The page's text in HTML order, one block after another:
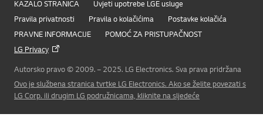
KAZALO STRANICA
Uvjeti upotrebe LGE usluge
Pravila privatnosti
Pravila o kolačićima
Postavke kolačića
PRAVNE INFORMACIJE
POMOĆ ZA PRISTUPAČNOST
LG Privacy
Autorsko pravo © 2009. – 2025. LG Electronics. Sva prava pridržana
Ovo je službena stranica tvrtke LG Electronics. Ako se želite povezati s
LG Corp. ili drugim LG podružnicama, kliknite na sljedeće
Online Chat